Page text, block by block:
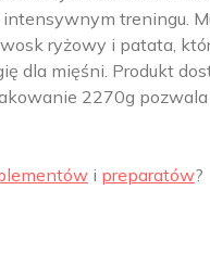
intensywnym treningu.
ryżowy i patata,
dla mięśni. Produkt
2270g
i preparatów?